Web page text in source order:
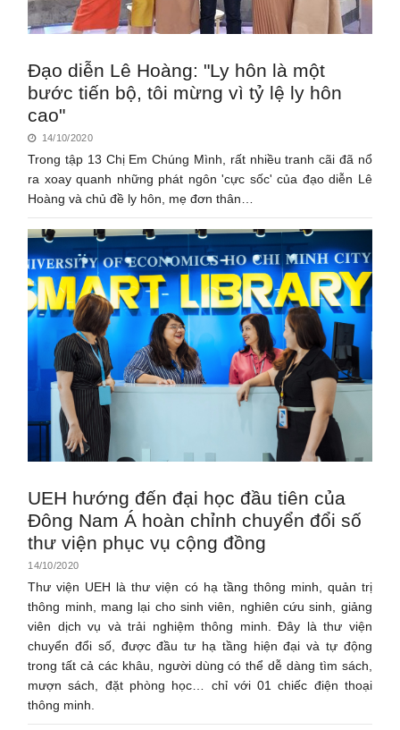
Đạo diễn Lê Hoàng: "Ly hôn là một
bước tiến bộ, tôi mừng vì tỷ lệ ly hôn
cao"
14/10/2020
Trong tập 13 Chị Em Chúng Mình, rất nhiều tranh cãi đã nổ
ra xoay quanh những phát ngôn 'cực sốc' của đạo diễn Lê
Hoàng và chủ đề ly hôn, mẹ đơn thân…
UEH hướng đến đại học đầu tiên của
Đông Nam Á hoàn chỉnh chuyển đổi số
thư viện phục vụ cộng đồng
14/10/2020
Thư viện UEH là thư viện có hạ tầng thông minh, quản trị
thông minh, mang lại cho sinh viên, nghiên cứu sinh, giảng
viên dịch vụ và trải nghiệm thông minh. Đây là thư viện
chuyển đổi số, được đầu tư hạ tầng hiện đại và tự động
trong tất cả các khâu, người dùng có thể dễ dàng tìm sách,
mượn sách, đặt phòng học… chỉ với 01 chiếc điện thoại
thông minh.